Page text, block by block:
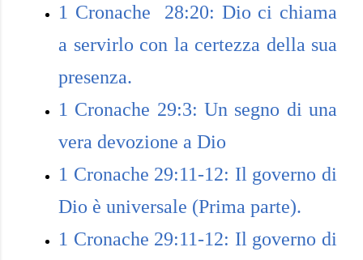
1 Cronache 28:20: Dio ci chiama
a servirlo con la certezza della sua
presenza.
1 Cronache 29:3: Un segno di una
vera devozione a Dio
1 Cronache 29:11-12: Il governo di
Dio è universale (Prima parte).
1 Cronache 29:11-12: Il governo di